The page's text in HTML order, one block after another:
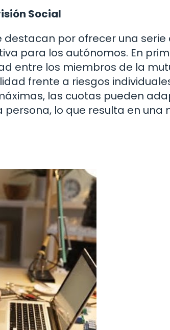
Social
por ofrecer una serie
para los autónomos. En
entre los miembros de la
frente a riesgos
las cuotas pueden
lo que resulta en una